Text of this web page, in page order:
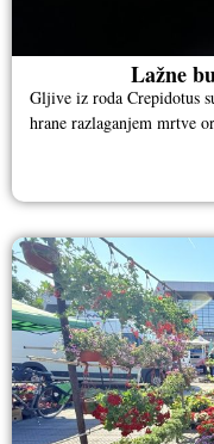
Lažne
Gljive iz roda Crepidotus
hrane razlaganjem mrtve